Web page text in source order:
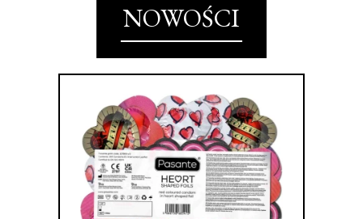
NOWOŚCI